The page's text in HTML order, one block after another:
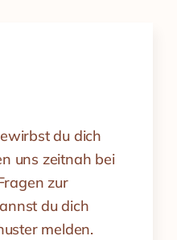
du dich
uns zeitnah bei
zur
du dich
melden.